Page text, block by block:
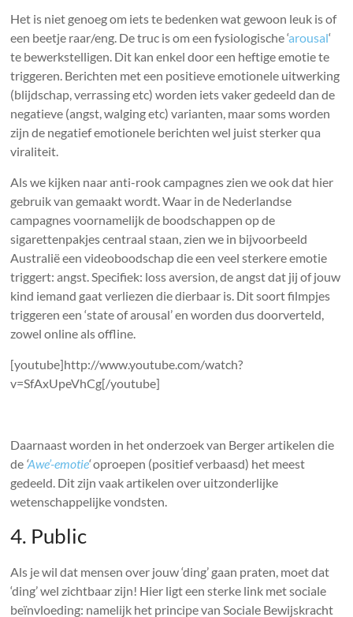
Het is niet genoeg om iets te bedenken wat gewoon leuk is of
een beetje raar/eng. De truc is om een fysiologische ‘arousal‘
te bewerkstelligen. Dit kan enkel door een heftige emotie te
triggeren. Berichten met een positieve emotionele uitwerking
(blijdschap, verrassing etc) worden iets vaker gedeeld dan de
negatieve (angst, walging etc) varianten, maar soms worden
zijn de negatief emotionele berichten wel juist sterker qua
viraliteit.
Als we kijken naar anti-rook campagnes zien we ook dat hier
gebruik van gemaakt wordt. Waar in de Nederlandse
campagnes voornamelijk de boodschappen op de
sigarettenpakjes centraal staan, zien we in bijvoorbeeld
Australië een videoboodschap die een veel sterkere emotie
triggert: angst. Specifiek: loss aversion, de angst dat jij of jouw
kind iemand gaat verliezen die dierbaar is. Dit soort filmpjes
triggeren een ‘state of arousal’ en worden dus doorverteld,
zowel online als offline.
[youtube]http://www.youtube.com/watch?
v=SfAxUpeVhCg[/youtube]
Daarnaast worden in het onderzoek van Berger artikelen die
de ‘Awe’-emotie‘oproepen (positief verbaasd) het meest
gedeeld. Dit zijn vaak artikelen over uitzonderlijke
wetenschappelijke vondsten.
4. Public
Als je wil dat mensen over jouw ‘ding’ gaan praten, moet dat
‘ding’ wel zichtbaar zijn! Hier ligt een sterke link met sociale
beïnvloeding: namelijk het principe van Sociale Bewijskracht